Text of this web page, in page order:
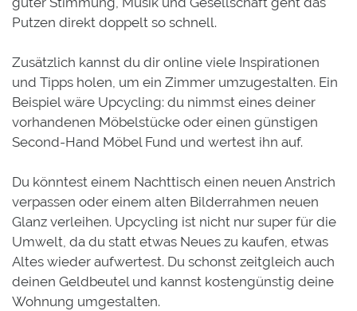
Putzen direkt doppelt so schnell.
Zusätzlich kannst du dir online viele Inspirationen
und Tipps holen, um ein Zimmer umzugestalten. Ein
Beispiel wäre Upcycling: du nimmst eines deiner
vorhandenen Möbelstücke oder einen günstigen
Second-Hand Möbel Fund und wertest ihn auf.
Du könntest einem Nachttisch einen neuen Anstrich
verpassen oder einem alten Bilderrahmen neuen
Glanz verleihen. Upcycling ist nicht nur super für die
Umwelt, da du statt etwas Neues zu kaufen, etwas
Altes wieder aufwertest. Du schonst zeitgleich auch
deinen Geldbeutel und kannst kostengünstig deine
Wohnung umgestalten.